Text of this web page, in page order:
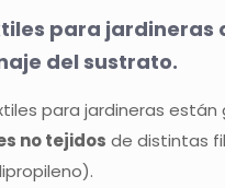
para jardineras
del sustrato.
para jardineras
no tejidos de distintas